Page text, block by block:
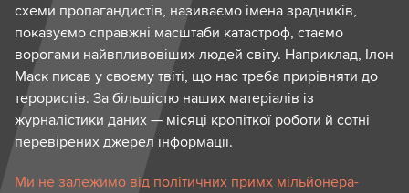
схеми пропагандистів, називаємо імена зрадників,
показуємо справжні масштаби катастроф, стаємо
ворогами найвпливовіших людей світу. Наприклад, Ілон
Маск писав у своєму твіті, що нас треба прирівняти до
терористів. За більшістю наших матеріалів із
журналістики даних — місяці кропіткої роботи й сотні
перевірених джерел інформації.
Ми не залежимо від політичних примх мільйонера-